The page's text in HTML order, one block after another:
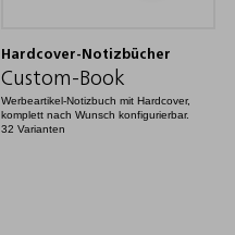
Hardcover-Notizbücher
Custom-Book
Werbeartikel-Notizbuch mit Hardcover,
komplett nach Wunsch konfigurierbar.
32 Varianten